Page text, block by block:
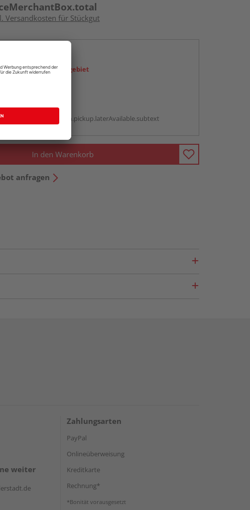
Versandkosten für Stückgut
ist nicht im Liefergebiet
In den Warenkorb
anfragen
weiter
Zahlungsarten
PayPal
Onlineüberweisung
Kreditkarte
Rechnung*
*Bonität vorausgesetzt